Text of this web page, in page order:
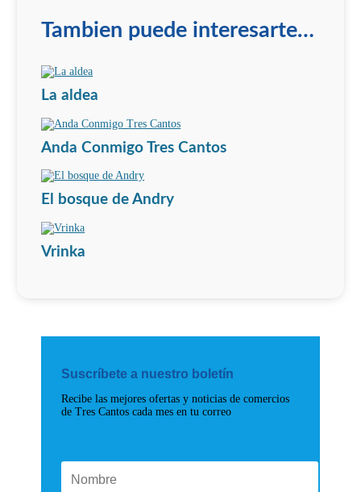
Tambien puede interesarte…
La aldea
Anda Conmigo Tres Cantos
El bosque de Andry
Vrinka
Suscríbete a nuestro boletín
Recibe las mejores ofertas y noticias de comercios
de Tres Cantos cada mes en tu correo